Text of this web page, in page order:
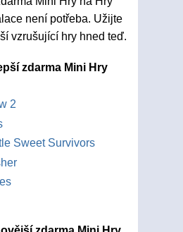
není potřeba. Užijte
vzrušující hry hned teď.
zdarma Mini Hry
2
Sweet Survivors